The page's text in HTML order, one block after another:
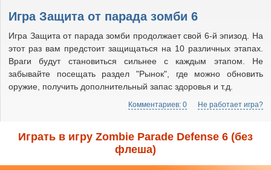
Игра Защита от парада зомби 6
Игра Защита от парада зомби продолжает свой 6-й эпизод. На
этот раз вам предстоит защищаться на 10 различных этапах.
Враги будут становиться сильнее с каждым этапом. Не
забывайте посещать раздел "Рынок", где можно обновить
оружие, получить дополнительный запас здоровья и т.д.
Комментариев: 0 Не работает игра?
Играть в игру Zombie Parade Defense 6 (без
флеша)